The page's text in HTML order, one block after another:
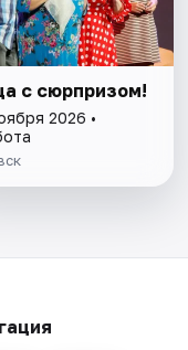
с сюрпризом!
2026 •